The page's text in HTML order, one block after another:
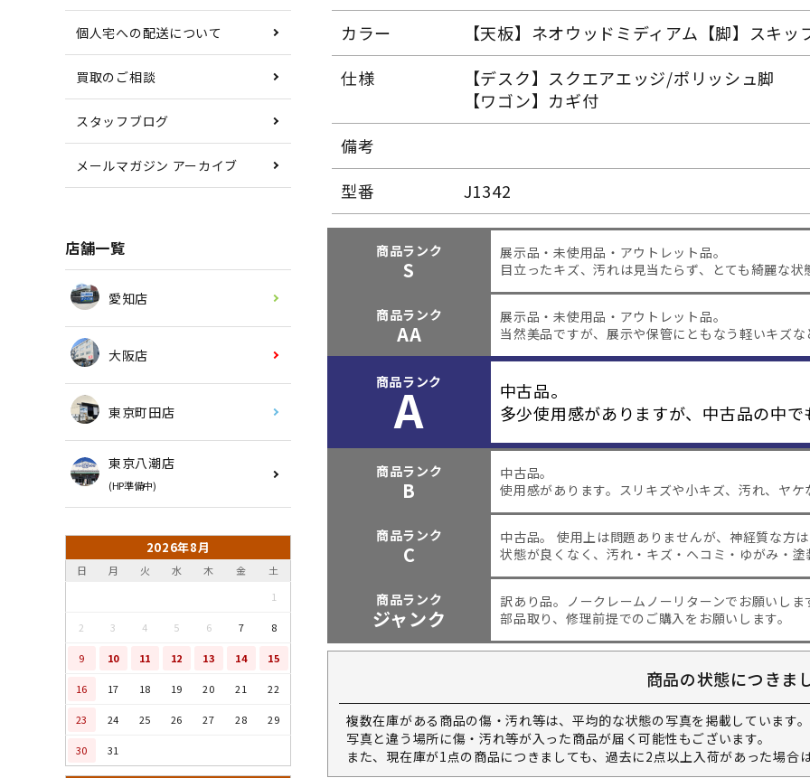
個人宅への配送について
買取のご相談
スタッフブログ
メールマガジン アーカイブ
店舗一覧
愛知店
大阪店
東京町田店
東京八潮店
(HP準備中)
2026年8月
日 月 火 水 木 金
土
1
2 3 4 5 6 7 8
9 10 11 12 13 14 15
16 17 18 19 20 21 22
23 24 25 26 27 28 29
30 31
カラー
【天板】ネオウッドミディアム【脚】スキッ
仕様
【デスク】スクエアエッジ/ポリッシュ脚
【ワゴン】カギ付
備考
型番
J1342
商品ランク
S
展示品・未使用品・アウトレット品。
目立ったキズ、汚れは見当たらず、とても綺麗な状
商品ランク
AA
展示品・未使用品・アウトレット品。
当然美品ですが、展示や保管にともなう軽いキズな
商品ランク
A
中古品。
多少使用感がありますが、中古品の中で
商品ランク
B
中古品。
使用感があります。スリキズや小キズ、汚れ、ヤケ
商品ランク
C
中古品。 使用上は問題ありませんが、神経質な方は
状態が良くなく、汚れ・キズ・ヘコミ・ゆがみ・塗
商品ランク
ジャンク
訳あり品。 ノークレームノーリターンでお願いしま
部品取り、修理前提でのご購入をお願いします。
商品の状態につきま
複数在庫がある商品の傷・汚れ等は、平均的な状態の写真を掲載しています。
写真と違う場所に傷・汚れ等が入った商品が届く可能性もございます。
また、現在庫が1点の商品につきましても、過去に2点以上入荷があった場合